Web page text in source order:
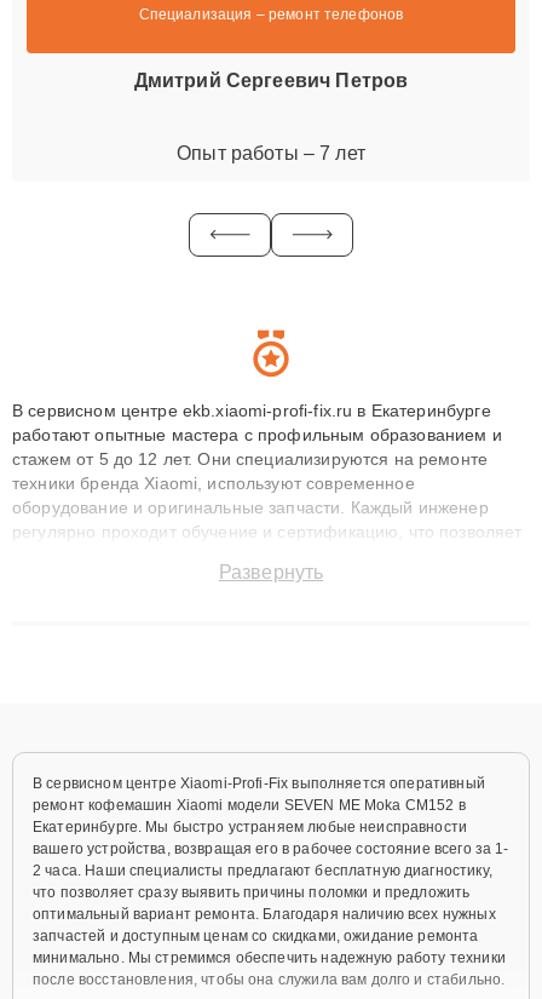
Специализация – ремонт телефонов
Дмитрий Сергеевич Петров
Опыт работы – 7 лет
В сервисном центре ekb.xiaomi-profi-fix.ru в Екатеринбурге
работают опытные мастера с профильным образованием и
стажем от 5 до 12 лет. Они специализируются на ремонте
техники бренда Xiaomi, используют современное
оборудование и оригинальные запчасти. Каждый инженер
регулярно проходит обучение и сертификацию, что позволяет
технику с сохранением гарантии до 3 лет. Наши мастера
Развернуть
В сервисном центре Xiaomi-Profi-Fix выполняется оперативный
ремонт кофемашин Xiaomi модели SEVEN ME Moka CM152 в
Екатеринбурге. Мы быстро устраняем любые неисправности
вашего устройства, возвращая его в рабочее состояние всего за 1-
2 часа. Наши специалисты предлагают бесплатную диагностику,
что позволяет сразу выявить причины поломки и предложить
оптимальный вариант ремонта. Благодаря наличию всех нужных
запчастей и доступным ценам со скидками, ожидание ремонта
минимально. Мы стремимся обеспечить надежную работу техники
после восстановления, чтобы она служила вам долго и стабильно.